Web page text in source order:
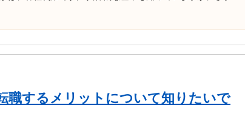
職するメリットについて知りたいで